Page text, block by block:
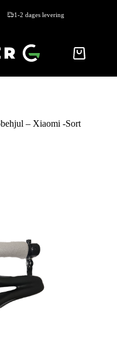
1-2 dages levering
– Xiaomi -Sort